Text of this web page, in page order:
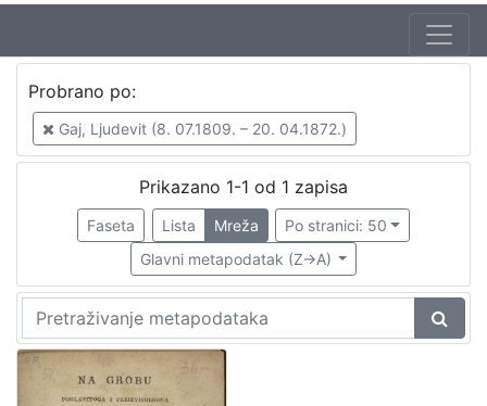
Probrano po:
Gaj, Ljudevit (8. 07.1809. – 20. 04.1872.)
Prikazano 1-1 od 1 zapisa
Faseta Lista Mreža
Po stranici: 50
Glavni metapodatak (Z->A)